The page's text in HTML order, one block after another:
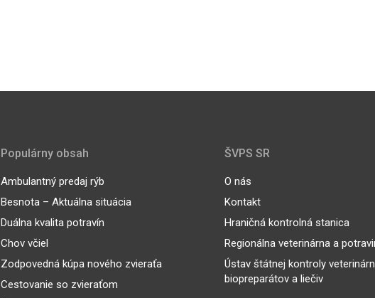
Populárny obsah
Ambulantný predaj rýb
Besnota – Aktuálna situácia
Duálna kvalita potravín
Chov včiel
Zodpovedná kúpa nového zvieraťa
Cestovanie so zvieraťom
ŠVPS SR
O nás
Kontakt
Hraničná kontrolná stanica
Regionálna veterinárna a
Ústav štátnej kontroly
biopreparátov a liečiv